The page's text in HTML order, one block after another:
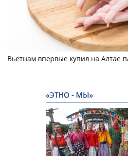
Вьетнам впервые купил на Алтае
«ЭТНО - МЫ»